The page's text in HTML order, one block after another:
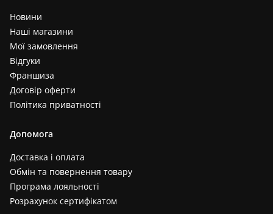
Новини
Наші магазини
Мої замовлення
Відгуки
Франшиза
Договір оферти
Політика приватності
Допомога
Доставка і оплата
Обмін та повернення товару
Програма лояльності
Розрахунок сертифікатом